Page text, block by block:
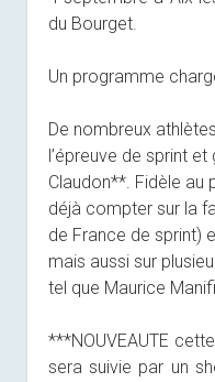
du Bourget.
Un programme
De nombreux
l’épreuve de sprint
Claudon**. Fidèle au
déjà compter sur la
de France de sprint)
mais aussi sur
tel que Maurice
***NOUVEAUTE
sera suivie par un